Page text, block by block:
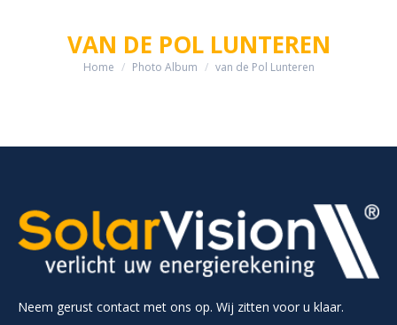
VAN DE POL LUNTEREN
Je bent hier:
Home Photo Album van de Pol Lunteren
Neem gerust contact met ons op. Wij zitten voor u klaar.